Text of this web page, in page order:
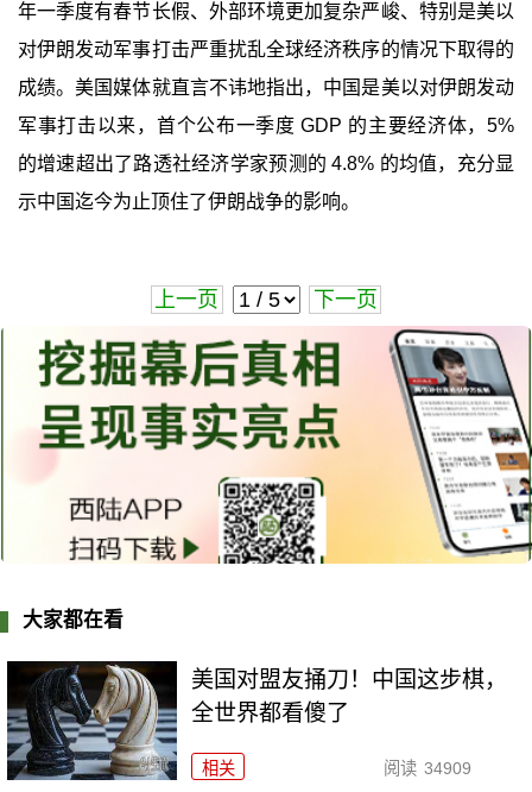
年一季度有春节长假、外部环境更加复杂严峻、特别是美以
对伊朗发动军事打击严重扰乱全球经济秩序的情况下取得的
成绩。美国媒体就直言不讳地指出，中国是美以对伊朗发动
军事打击以来，首个公布一季度 GDP 的主要经济体，5%
的增速超出了路透社经济学家预测的 4.8% 的均值，充分显
示中国迄今为止顶住了伊朗战争的影响。
上一页 下一页
大家都在看
美国对盟友捅刀！中国这步棋，
全世界都看傻了
相关 阅读 34909